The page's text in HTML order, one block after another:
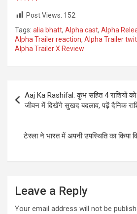
Post Views: 152
Tags: alia bhatt, Alpha cast, Alpha
Alpha Trailer reaction, Alpha Trailer
Alpha Trailer X Review
navigation
Aaj Ka Rashifal: कुंभ सहित 4 राशियों को
जीवन में दिखेंगे सुखद बदलाव, पढ़ें दैनिक
टेस्ला ने भारत में अपनी उपस्थिति का किया
Leave a Reply
Your email address will not be